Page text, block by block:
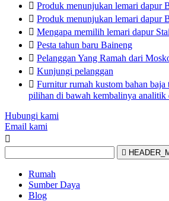
 Produk menunjukan lemari dapur
 Produk menunjukan lemari dapur
 Mengapa memilih lemari dapur
 Pesta tahun baru Baineng
 Pelanggan Yang Ramah dari
 Kunjungi pelanggan
 Furnitur rumah kustom bahan baja
pilihan di bawah kembalinya analitik
Hubungi kami
Email kami


Rumah
Sumber Daya
Blog